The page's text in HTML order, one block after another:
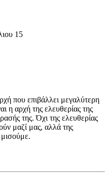
15
που επιβάλλει μεγαλύτερη
η αρχή της ελευθερίας της
της. Όχι της ελευθερίας
μαζί μας, αλλά της